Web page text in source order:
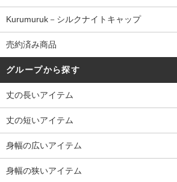
Kurumuruk－シルクナイトキャップ
売約済み商品
グループから探す
丈の長いアイテム
丈の短いアイテム
身幅の広いアイテム
身幅の狭いアイテム